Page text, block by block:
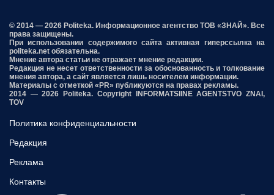
© 2014 — 2026 Politeka. Информационное агентство ТОВ «ЗНАЙ». Все
права защищены.
При использовании содержимого сайта активная гиперссылка на
politeka.net обязательна.
Мнение автора статьи не отражает мнение редакции.
Редакция не несет ответственности за обоснованность и толкование
мнения автора, а сайт является лишь носителем информации.
Материалы с отметкой «PR» публикуются на правах рекламы.
2014 — 2026 Politeka. Copyright INFORMATSIINE AGENTSTVO ZNAI,
TOV
Политика конфиденциальности
Редакция
Реклама
Контакты